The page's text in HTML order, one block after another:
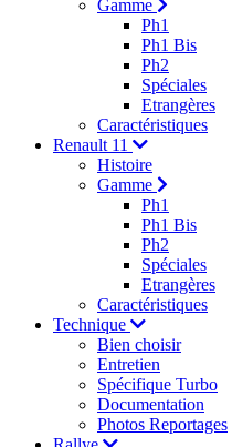
Gamme
Ph1
Ph1 Bis
Ph2
Spéciales
Etrangères
Caractéristiques
Renault 11
Histoire
Gamme
Ph1
Ph1 Bis
Ph2
Spéciales
Etrangères
Caractéristiques
Technique
Bien choisir
Entretien
Spécifique Turbo
Documentation
Photos Reportages